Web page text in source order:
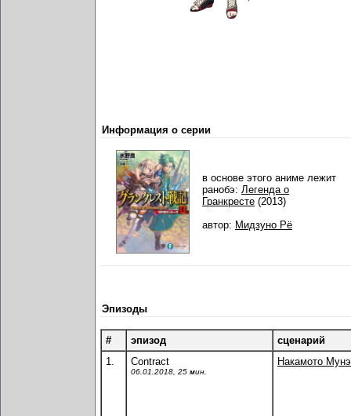
Информация о серии
в основе этого аниме лежит
ранобэ: Легенда о
Гранкресте (2013)
автор: Мидзуно Рё
Эпизоды
# эпизод
сценарий
1.
Contract
06.01.2018, 25 мин.
Накамото